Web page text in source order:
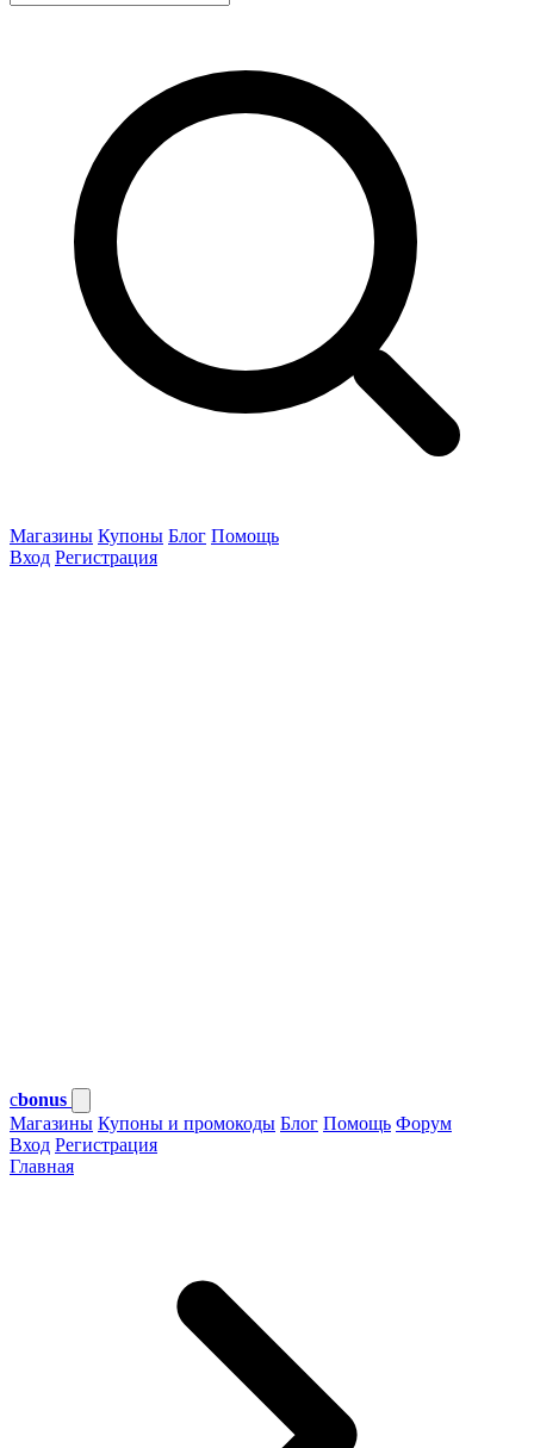
Магазины Купоны Блог Помощь
Вход Регистрация
cbonus
Магазины Купоны и промокоды Блог Помощь Форум
Вход Регистрация
Главная